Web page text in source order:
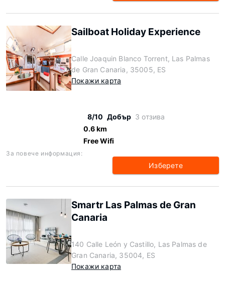
Sailboat Holiday Experience
Calle Joaquin Blanco Torrent, Las Palmas
de Gran Canaria, 35005, ES
Покажи карта
8/10 Добър 3 отзива
0.6 km
Free Wifi
За повече информация:
Изберете
Smartr Las Palmas de Gran
Canaria
140 Calle León y Castillo, Las Palmas de
Gran Canaria, 35004, ES
Покажи карта